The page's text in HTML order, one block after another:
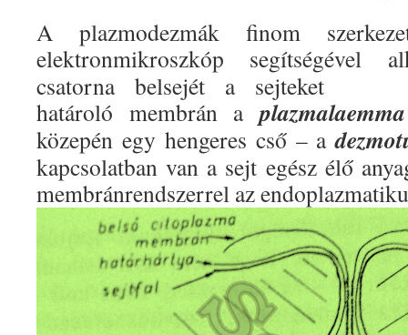
A plazmodezmák finom
elektronmikroszkóp segítségével
csatorna belsejét a sejteket
határoló membrán aplazmalaemma
közepén egy hengeres cső – a
kapcsolatban van a sejt egész élő
membránrendszerrel az